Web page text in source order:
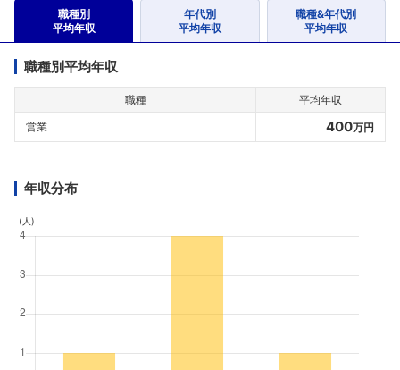
職種別
平均年収
年代別
平均年収
職種&年代別
平均年収
職種別平均年収
職種
平均年収
営業
400万円
年収分布
(人)